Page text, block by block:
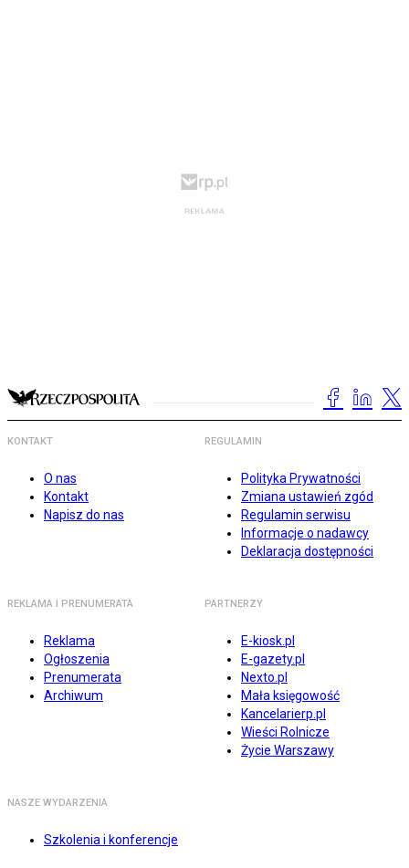
KONTAKT
O nas
Kontakt
Napisz do nas
REGULAMIN
Polityka Prywatności
Zmiana ustawień zgód
Regulamin serwisu
Informacje o nadawcy
Deklaracja dostępności
REKLAMA I PRENUMERATA
Reklama
Ogłoszenia
Prenumerata
Archiwum
PARTNERZY
E-kiosk.pl
E-gazety.pl
Nexto.pl
Mała księgowość
Kancelarierp.pl
Wieści Rolnicze
Życie Warszawy
NASZE WYDARZENIA
Szkolenia i konferencje